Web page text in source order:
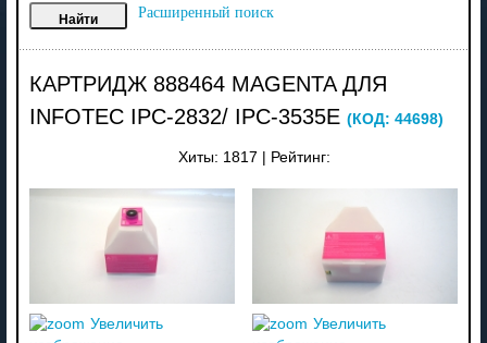
Расширенный поиск
КАРТРИДЖ 888464 MAGENTA ДЛЯ
INFOTEC IPC-2832/ IPC-3535E (КОД: 44698)
Хиты: 1817 Рейтинг:
Увеличить
Увеличить